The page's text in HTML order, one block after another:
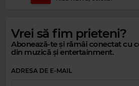
Vrei să fim prieteni?
Abonează-te și rămâi conectat cu
din muzică și entertainment.
ADRESA DE E-MAIL